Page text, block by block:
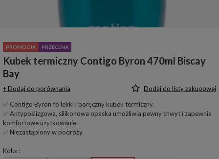
PROMOCJA PRZECENA
Kubek termiczny Contigo Byron 470ml Biscay
Bay
+ Dodaj do porównania
Dodaj do listy zakupowej
✅ Contigo Byron to lekki i poręczny kubek termiczny.
✅ Antypoślizgowa, silikonowa opaska umożliwia pewny chwyt i zapewnia
komfortowe użytkowanie.
✅ Niezastąpiony w podróży.
Kolor